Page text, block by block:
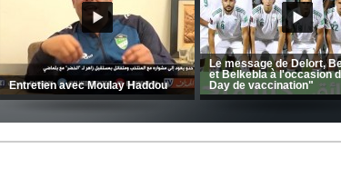
12:39 - 2022/11/06
Real : Les
départ d'Hazard
(Coupe de la CAF) Nkana
CRB 0
CSC: La préparation des hommes
d’Amrani se poursuit en Tunisie